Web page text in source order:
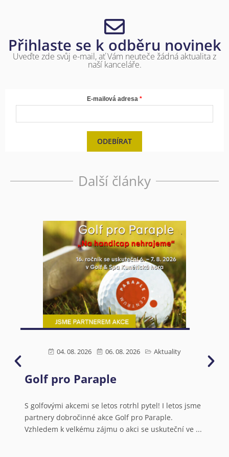
Přihlaste se k odběru novinek
Uveďte zde svůj e-mail, ať Vám neuteče žádná aktualita z
naší kanceláře.
E-mailová adresa
ODEBÍRAT
Další články
04. 08. 2026 06. 08. 2026 Aktuality
Golf pro Paraple
S golfovými akcemi se letos rotrhl pytel! I letos jsme
partnery dobročinné akce Golf pro Paraple.
Vzhledem k velkému zájmu o akci se uskuteční ve ...